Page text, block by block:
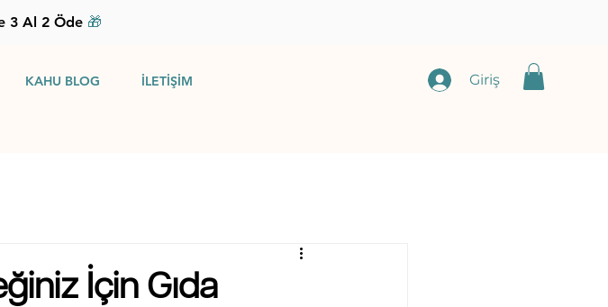
3 Al 2 Öde🎁
KAHU BLOG İLETİŞİM Giriş
İçin Gıda